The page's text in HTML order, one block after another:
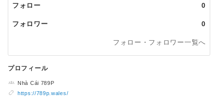
フォロー 0
フォロワー 0
フォロー・フォロワー一覧へ
プロフィール
Nhà Cái 789P
https://789p.wales/